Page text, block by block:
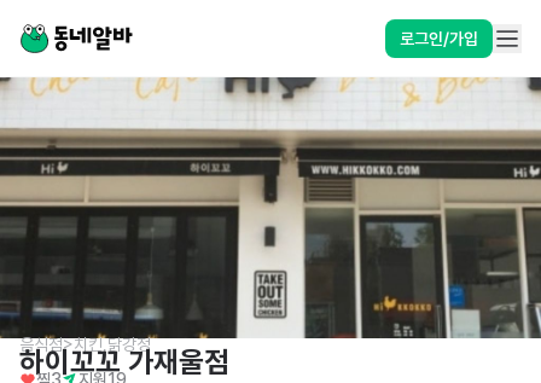
로그인/가입
음식점>치킨,닭강정
하이꼬꼬 가재울점